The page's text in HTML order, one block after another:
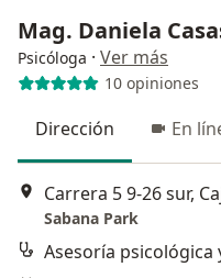
Mag. Daniela
Psicóloga · Ver más
10 opiniones
Dirección En
Carrera 5 9-26 sur,
Sabana Park
Asesoría psicológica